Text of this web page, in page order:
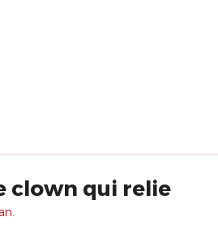
clown qui relie